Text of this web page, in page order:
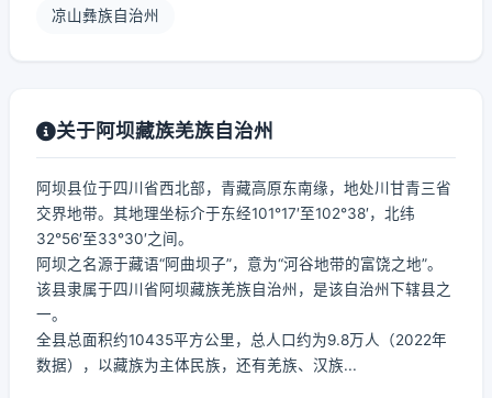
凉山彝族自治州
关于阿坝藏族羌族自治州
阿坝县位于四川省西北部，青藏高原东南缘，地处川甘青三省
交界地带。其地理坐标介于东经101°17′至102°38′，北纬
32°56′至33°30′之间。
阿坝之名源于藏语“阿曲坝子”，意为“河谷地带的富饶之地”。
该县隶属于四川省阿坝藏族羌族自治州，是该自治州下辖县之
一。
全县总面积约10435平方公里，总人口约为9.8万人（2022年
数据），以藏族为主体民族，还有羌族、汉族...